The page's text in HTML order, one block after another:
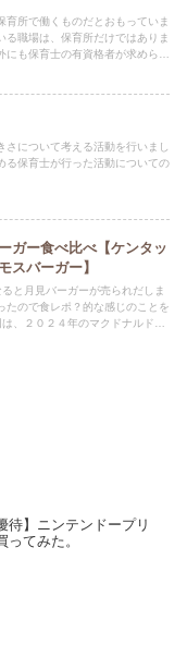
所で働くものだとおもっていま
職場は、保育所だけではありま
も保育士の有資格者が求められ
について考える活動を行いまし
る保育士が行った活動についての
ガー食べ比べ【ケンタッ
スバーガー】
と月見バーガーが売られだしま
たので食レポ？的な感じのことを
、２０２４年のマクドナルドの
待】ニンテンドープリ
てみた。